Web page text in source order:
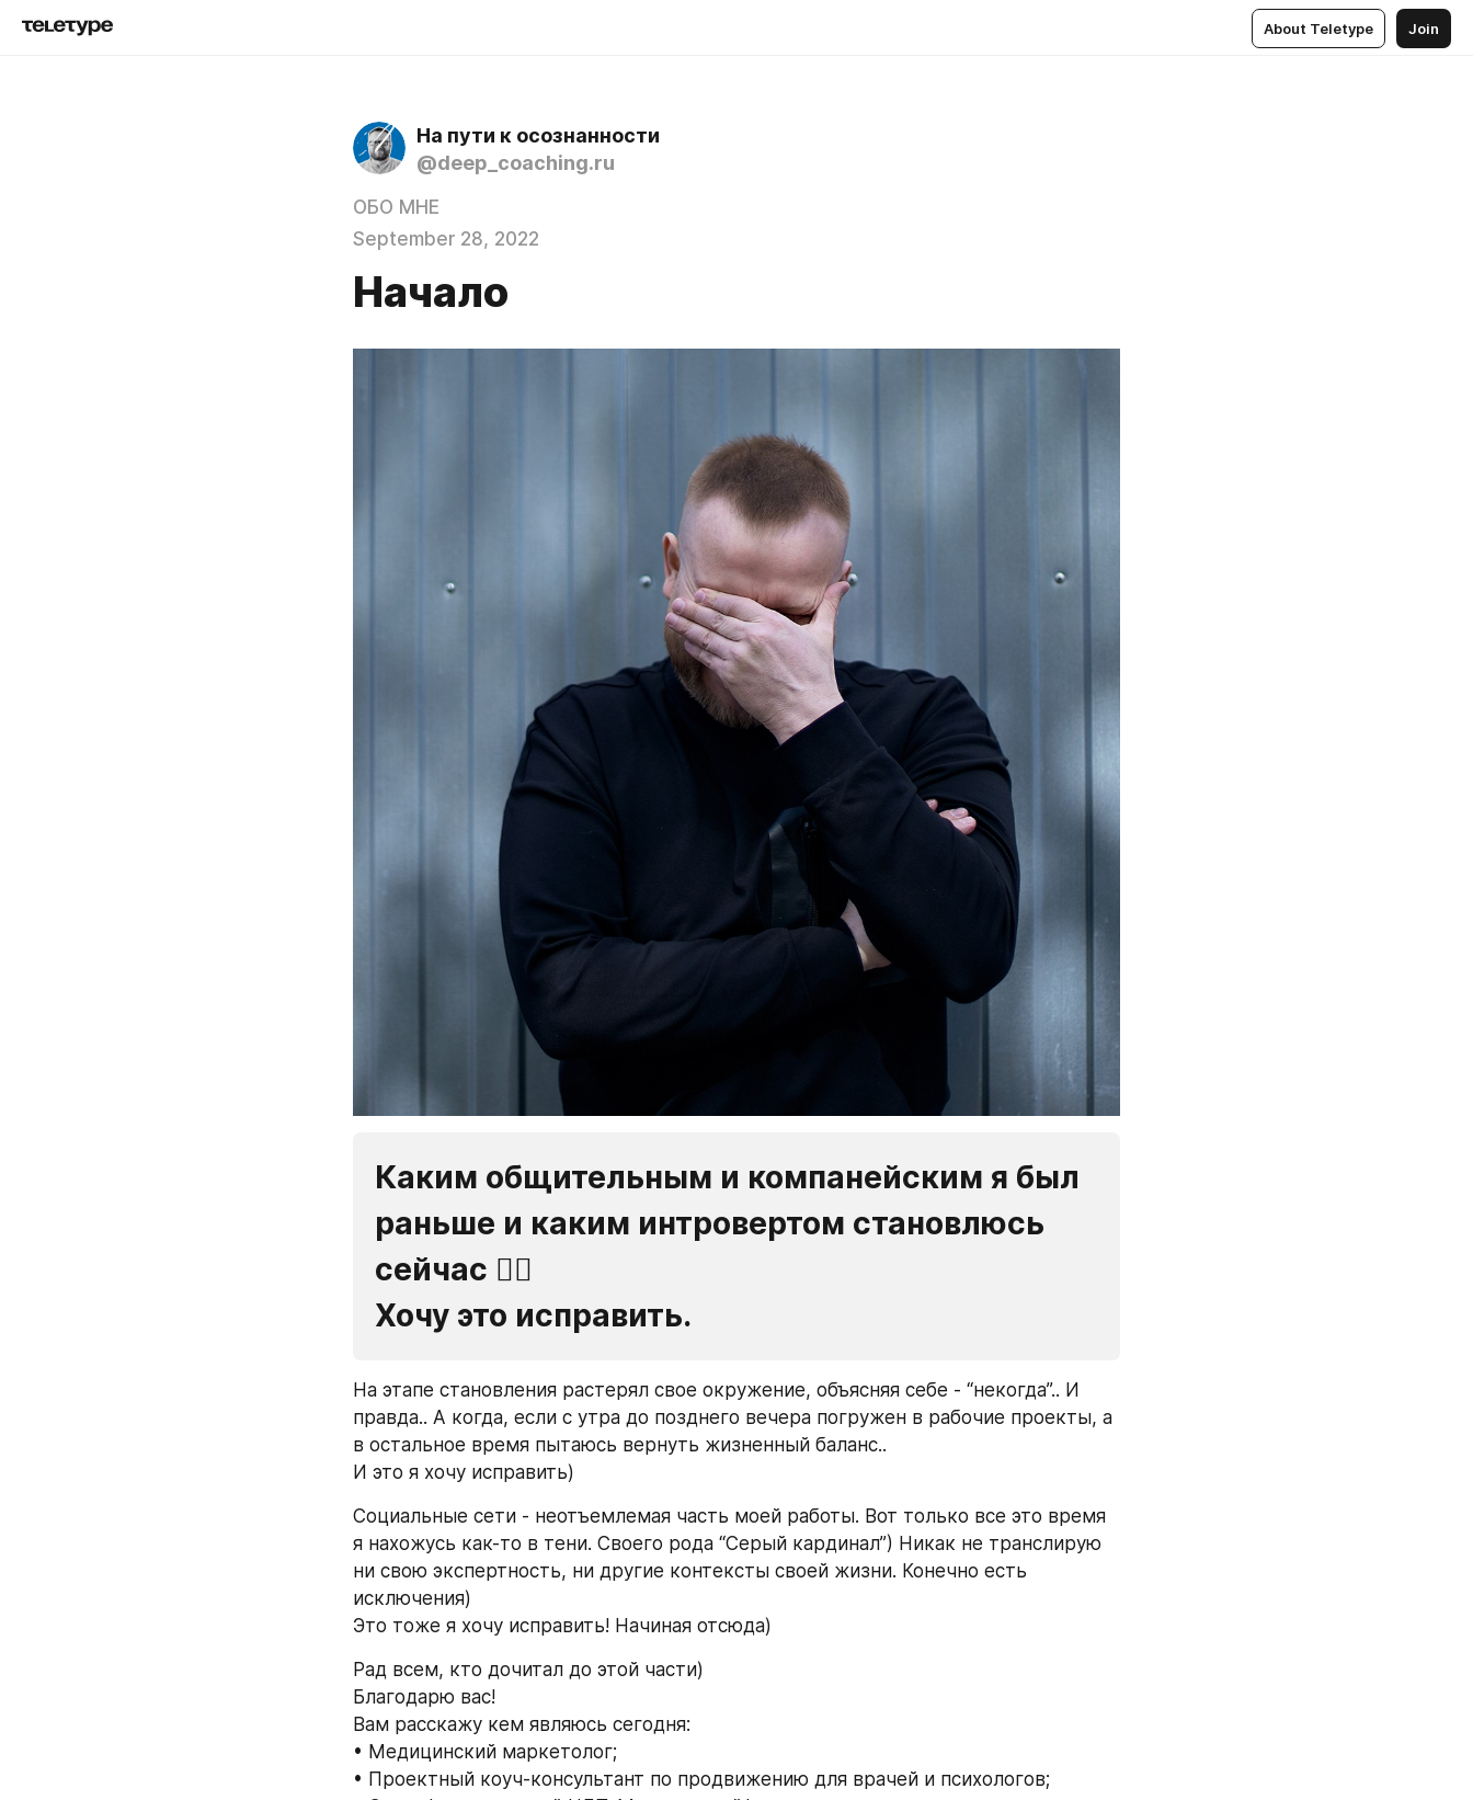
About Teletype Join
На пути к осознанности
@deep_coaching.ru
ОБО МНЕ
September 28, 2022
Начало
Каким общительным и компанейским я был
раньше и каким интровертом становлюсь
сейчас 🤦‍♂️
Хочу это исправить.
На этапе становления растерял свое окружение, объясняя себе - “некогда”.. И
правда.. А когда, если с утра до позднего вечера погружен в рабочие проекты, а
в остальное время пытаюсь вернуть жизненный баланс..
И это я хочу исправить)
Социальные сети - неотъемлемая часть моей работы. Вот только все это время
я нахожусь как-то в тени. Своего рода “Серый кардинал”) Никак не транслирую
ни свою экспертность, ни другие контексты своей жизни. Конечно есть
исключения)
Это тоже я хочу исправить! Начиная отсюда)
Рад всем, кто дочитал до этой части)
Благодарю вас!
Вам расскажу кем являюсь сегодня:
• Медицинский маркетолог;
• Проектный коуч-консультант по продвижению для врачей и психологов;